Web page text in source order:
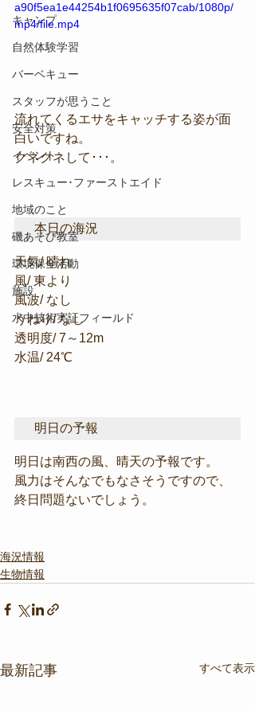
キャンプ
自然体験学習
バーベキュー
スタッフが思うこと
安全対策
イベント
レスキュー･ファーストエイド
地域のこと
磯あそび教室
環境保全活動
施設
水中技術実証フィールド
a90f5ea1e44254b1f0695635f07cab/1080p/
mp4/file.mp4
流れてくるエサをキャッチする姿が面
白いですね。
クネクネして･･･。
本日の海況
天気/ 晴れ
風/ 東より
風波/ なし
うねり/ なし
透明度/ 7～12m
水温/ 24℃
明日の予報
明日は南西の風、晴天の予報です。
風力はそんなでもなさそうですので、
終日問題ないでしょう。
海況情報
生物情報
最新記事 すべて表示